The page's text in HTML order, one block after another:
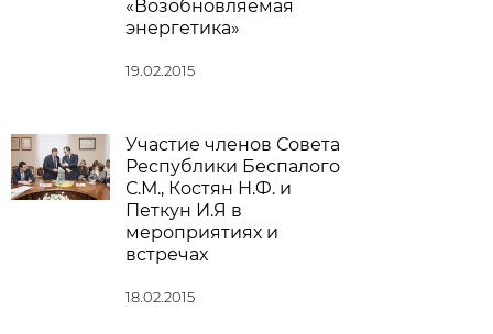
«Возобновляемая
энергетика»
19.02.2015
Участие членов Совета
Республики Беспалого
С.М., Костян Н.Ф. и
Петкун И.Я в
мероприятиях и
встречах
18.02.2015